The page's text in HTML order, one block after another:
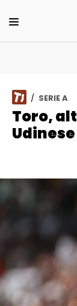
/ SERIE A
Toro,
Udinese